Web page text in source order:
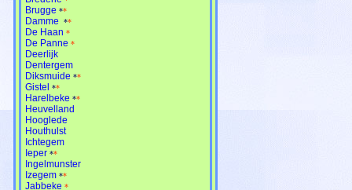
Brugge **
Damme **
De Haan *
De Panne *
Deerlijk
Dentergem
Diksmuide **
Gistel **
Harelbeke **
Heuvelland
Hooglede
Houthulst
Ichtegem
Ieper **
Ingelmunster
Izegem **
Jabbeke *